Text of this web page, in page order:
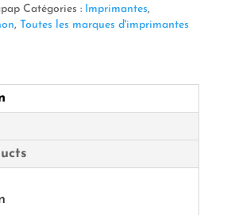
Catégories : Imprimantes,
, Toutes les marques d'imprimantes